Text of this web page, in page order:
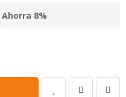
Ahorra 8%